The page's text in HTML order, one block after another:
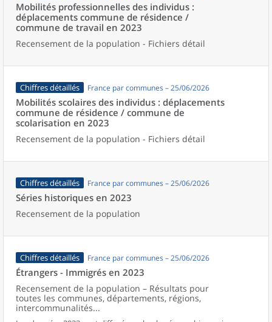
Mobilités professionnelles des individus :
déplacements commune de résidence /
commune de travail en 2023
Recensement de la population - Fichiers détail
Chiffres détaillés France par communes – 25/06/2026
Mobilités scolaires des individus : déplacements
commune de résidence / commune de
scolarisation en 2023
Recensement de la population - Fichiers détail
Chiffres détaillés France par communes – 25/06/2026
Séries historiques en 2023
Recensement de la population
Chiffres détaillés France par communes – 25/06/2026
Étrangers - Immigrés en 2023
Recensement de la population – Résultats pour
toutes les communes, départements, régions,
intercommunalités...